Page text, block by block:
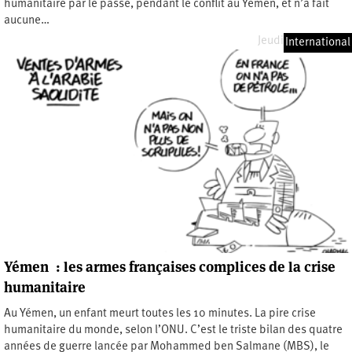
humanitaire par le passé, pendant le conflit au Yémen, et n’a fait
aucune…
Jeudi 4 juillet 2019
International
Yémen : les armes françaises complices de la crise
humanitaire
Au Yémen, un enfant meurt toutes les 10 minutes. La pire crise
humanitaire du monde, selon l’ONU. C’est le triste bilan des quatre
années de guerre lancée par Mohammed ben Salmane (MBS), le